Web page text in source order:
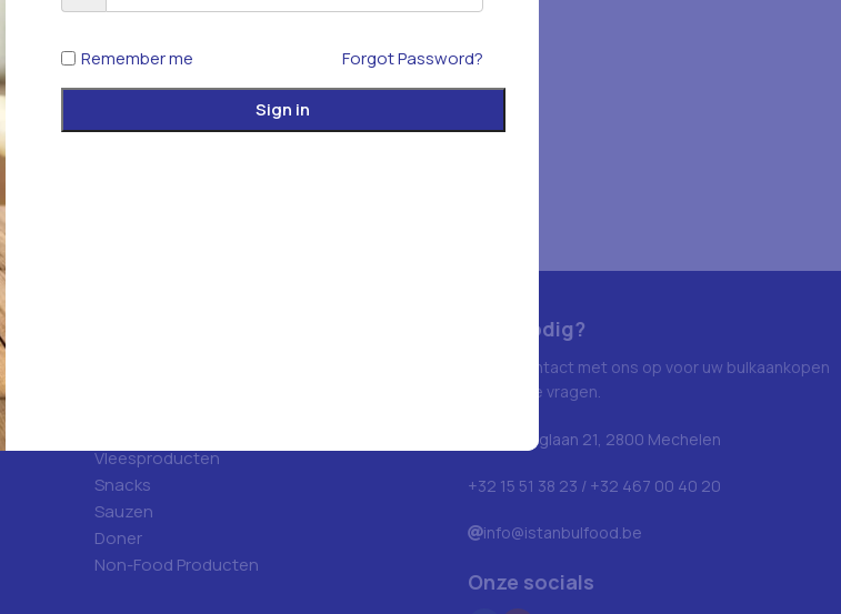
Vleesproducten
Snacks
Sauzen
Doner
Non-Food Producten
Hulp nodig?
Neem contact met ons op voor uw bulkaankopen
en andere vragen.
Blarenberglaan 21, 2800 Mechelen
+32 15 51 38 23 / +32 467 00 40 20
info@istanbulfood.be
Onze socials
Remember me Forgot Password?
Sign in